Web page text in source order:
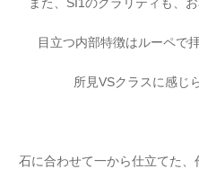
目立つ内部特徴はルーペで
所見VSクラスに感じ
石に合わせて一から仕立てた、